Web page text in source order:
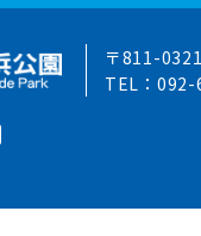
〒811-
TEL： 092-